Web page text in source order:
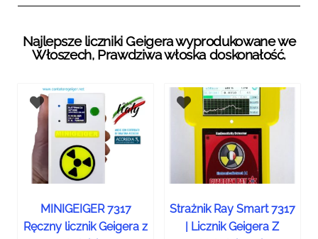
Najlepsze liczniki Geigera wyprodukowane we
Włoszech, Prawdziwa włoska doskonałość.
MINIGEIGER 7317
Ręczny licznik Geigera z
Strażnik Ray Smart 7317
| Licznik Geigera Z